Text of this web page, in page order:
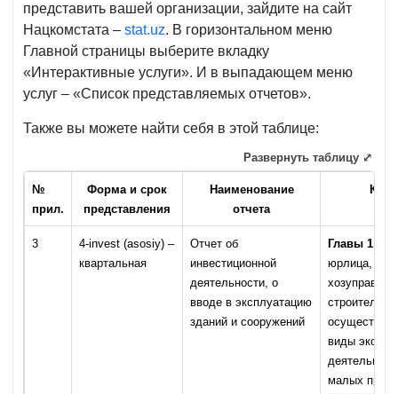
представить вашей организации, зайдите на сайт
Нацкомстата – stat.uz. В горизонтальном меню
Главной страницы выберите вкладку
«Интерактивные услуги». И в выпадающем меню
услуг – «Список представляемых отчетов».
Также вы можете найти себя в этой таблице:
№
прил.
Форма и срок
представления
Наименование
отчета
Кто
3
4-invest (asosiy) –
квартальная
Отчет об
инвестиционной
деятельности, о
вводе в эксплуатацию
зданий и сооружений
Главы 1, 2,
юрлица,
виды
малых
Развернуть таблицу ⤢